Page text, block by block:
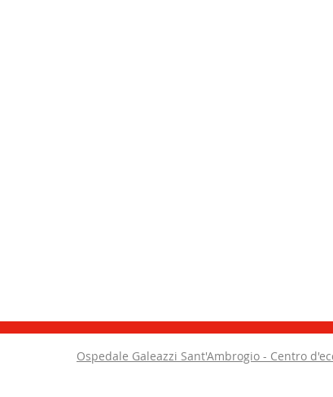
Ospedale Galeazzi Sant'Ambrogio - Centro